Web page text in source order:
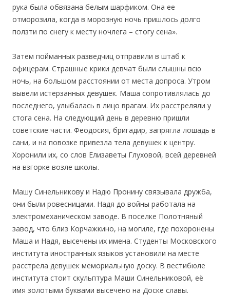
рука была обвязана белым шарфиком. Она ее
отморозила, когда в морозную ночь пришлось долго
ползти по снегу к месту ночлега – стогу сена».
Затем пойманных разведчиц отправили в штаб к
офицерам. Страшные крики девчат были слышны всю
ночь, на большом расстоянии от места допроса. Утром
вывели истерзанных девушек. Маша сопротивлялась до
последнего, улыбалась в лицо врагам. Их расстреляли у
стога сена. На следующий день в деревню пришли
советские части. Феодосия, бригадир, запрягла лошадь в
сани, и на повозке привезла тела девушек к центру.
Хоронили их, со слов Елизаветы Глуховой, всей деревней
на взгорке возле школы.
Машу Синельникову и Надю Пронину связывала дружба,
они были ровесницами. Надя до войны работала на
электромеханическом заводе. В поселке Полотняный
завод, что близ Корчажкино, на могиле, где похоронены
Маша и Надя, высечены их имена. Студенты Московского
института иностранных языков установили на месте
расстрела девушек мемориальную доску. В вестибюле
института стоит скульптура Маши Синельниковой, её
имя золотыми буквами высечено на Доске славы.